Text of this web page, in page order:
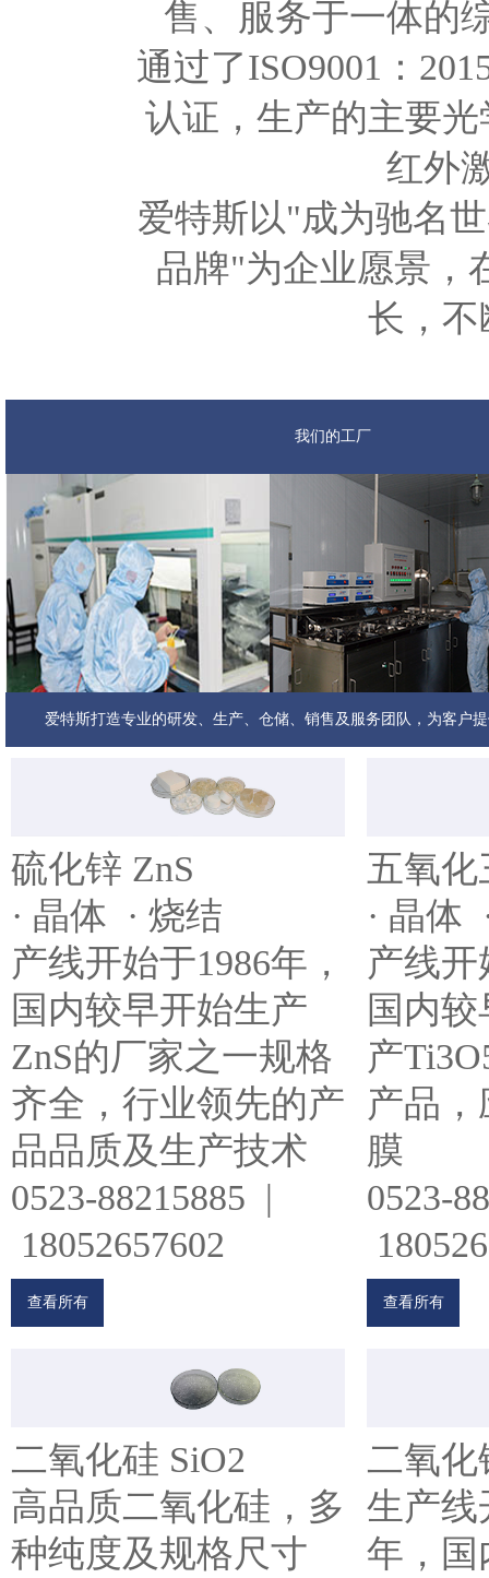
售、服务于一体的
通过了ISO9001：
认证，生产的主要
红外
爱特斯以"成为驰名
品牌"为企业愿景，
长，不
我们的工厂
爱特斯打造专业的研发、生产、仓储、销售及服务团队，为客户
硫化锌 ZnS
· 晶体 · 烧结
产线开始于1986年，
国内较早开始生产
ZnS的厂家之一规格
齐全，行业领先的产
品品质及生产技术
0523-88215885 |
18052657602
查看所有
五氧化
· 晶体
产线开
国内
产
产品
膜
0523-
查看所有
二氧化硅 SiO2
高品质二氧化硅，多
种纯度及规格尺寸
二氧化
生产线
年，国